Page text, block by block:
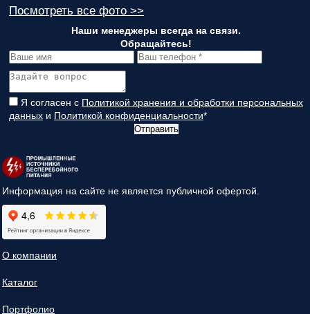
Посмотреть все фото >>
Наши менеджеры всегда на связи.
Обращайтесь!
Я согласен с Политикой хранения и обработки персональных
данных и Политикой конфиденциальности*
Отправить
Информация на сайте не является публичной офертой.
О компании
Каталог
Портфолио